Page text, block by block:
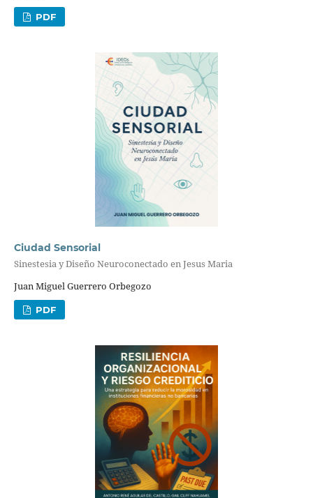
PDF
Ciudad Sensorial
Sinestesia y Diseño Neuroconectado en Jesus Maria
Juan Miguel Guerrero Orbegozo
PDF